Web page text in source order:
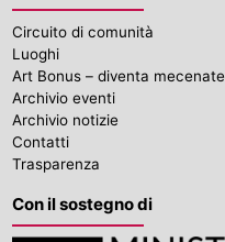
Circuito di comunità
Luoghi
Art Bonus – diventa mecenate
Archivio eventi
Archivio notizie
Contatti
Trasparenza
Con il sostegno di